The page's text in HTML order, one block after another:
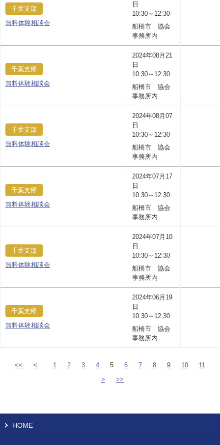
千葉支部
無料体験相談会
日
10:30～12:30
船橋市 協会
事務所内
千葉支部
無料体験相談会
2024年08月21
日
10:30～12:30
船橋市 協会
事務所内
千葉支部
無料体験相談会
2024年08月07
日
10:30～12:30
船橋市 協会
事務所内
千葉支部
無料体験相談会
2024年07月17
日
10:30～12:30
船橋市 協会
事務所内
千葉支部
無料体験相談会
2024年07月10
日
10:30～12:30
船橋市 協会
事務所内
千葉支部
無料体験相談会
2024年06月19
日
10:30～12:30
船橋市 協会
事務所内
<< < 1 2 3 4 5 6 7 8 9 10
11
>
>>
HOME